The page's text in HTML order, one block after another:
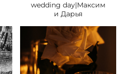
wedding day|Максим
и Дарья